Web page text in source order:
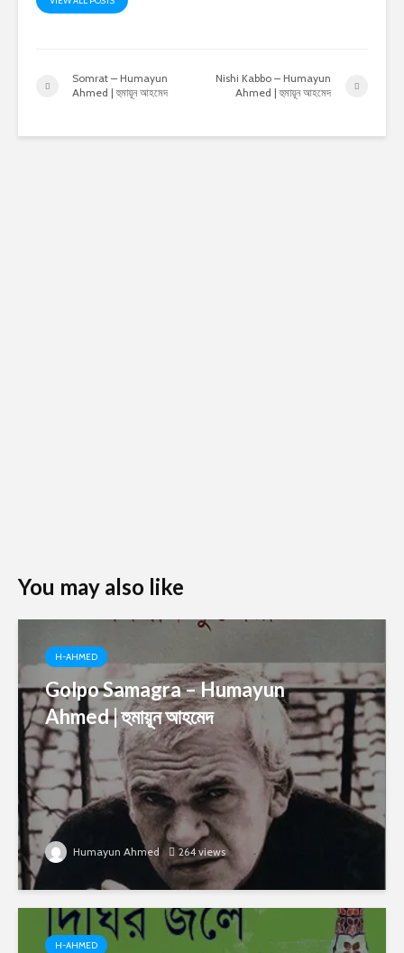
Somrat – Humayun
Ahmed | হুমায়ূন আহমেদ
Nishi Kabbo – Humayun
Ahmed | হুমায়ূন আহমেদ
You may also like
H-AHMED
Golpo Samagra – Humayun
Ahmed | হুমায়ূন আহমেদ
Humayun Ahmed 264 views
H-AHMED